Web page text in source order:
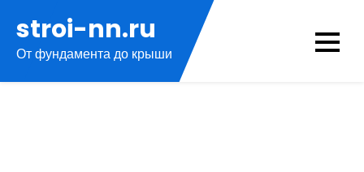
содержимому
stroi-nn.ru
От фундамента до крыши